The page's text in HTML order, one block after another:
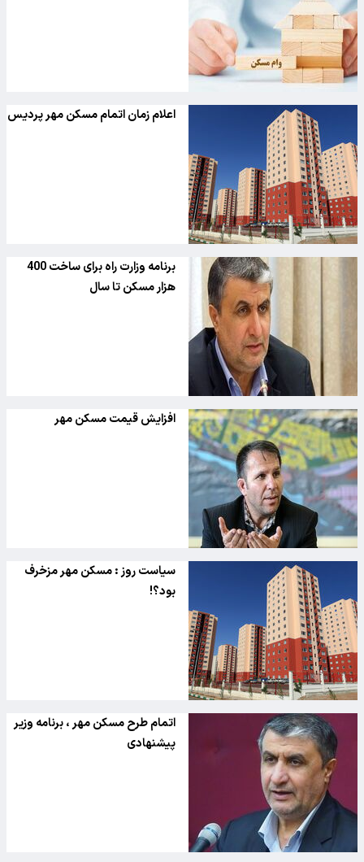
اعلام زمان اتمام مسکن مهر پردیس
برنامه وزارت راه برای ساخت 400
هزار مسکن تا سال
افزایش قیمت مسکن مهر
سیاست روز : مسکن مهر مزخرف
بود؟!
اتمام طرح مسکن مهر ، برنامه وزیر
پیشنهادی